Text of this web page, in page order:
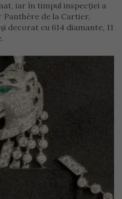
iar în timpul inspecției a
de la Cartier,
decorat cu 614 diamante, 11